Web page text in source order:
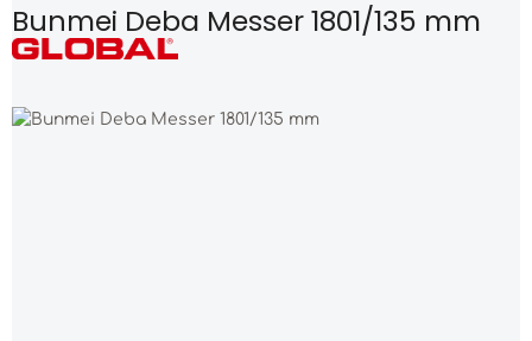
Bunmei Deba Messer 1801/135 mm
Bildergalerie überspringen